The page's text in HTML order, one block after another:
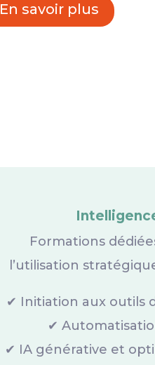
En savoir plus
Formations
l’utilisation
✔ Initiation aux outils
✔
✔ IA générative et